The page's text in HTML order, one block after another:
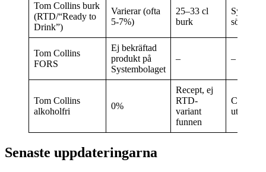
Tom Collins burk
(RTD/“Ready to
Drink”)
Varierar (ofta
5-7%)
25–33 cl
burk
Syrlig
söt citrus
Tom Collins
FORS
Ej bekräftad
produkt på
Systembolaget
– –
Tom Collins
alkoholfri
0%
Recept, ej
RTD-
variant
funnen
Citrus,
utan gin
Senaste uppdateringarna